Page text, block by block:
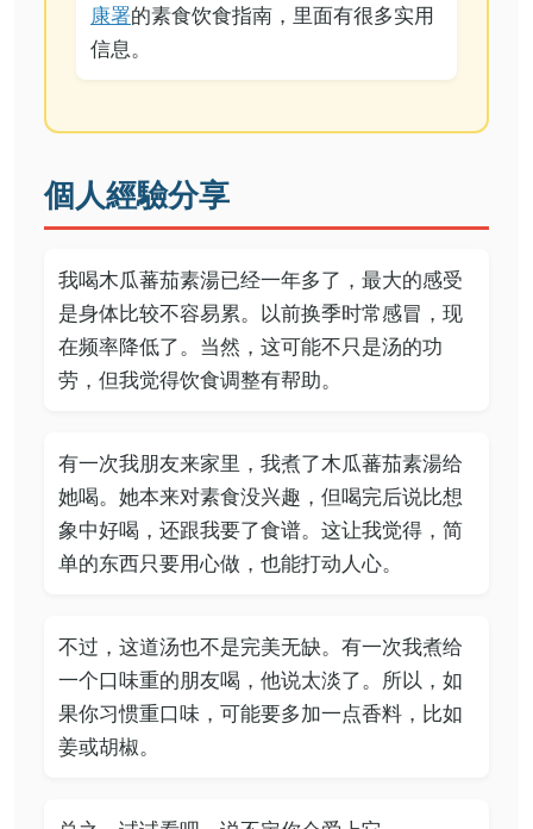
康署的素食饮食指南，里面有很多实用
信息。
個人經驗分享
我喝木瓜蕃茄素湯已经一年多了，最大的感受
是身体比较不容易累。以前换季时常感冒，现
在频率降低了。当然，这可能不只是汤的功
劳，但我觉得饮食调整有帮助。
有一次我朋友来家里，我煮了木瓜蕃茄素湯给
她喝。她本来对素食没兴趣，但喝完后说比想
象中好喝，还跟我要了食谱。这让我觉得，简
单的东西只要用心做，也能打动人心。
不过，这道汤也不是完美无缺。有一次我煮给
一个口味重的朋友喝，他说太淡了。所以，如
果你习惯重口味，可能要多加一点香料，比如
姜或胡椒。